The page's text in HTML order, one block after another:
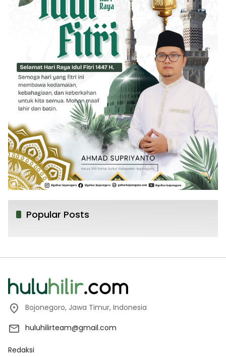
Popular Posts
Bojonegoro, Jawa Timur, Indonesia
huluhilirteam@gmail.com
Redaksi